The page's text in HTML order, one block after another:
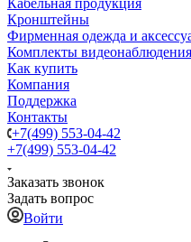
Кабельная продукция
Кронштейны
Фирменная одежда и
Комплекты видеонаблюдения
Как купить
Компания
Поддержка
Контакты
+7(499) 553-04-42
+7(499) 553-04-42
Заказать звонок
Задать вопрос
Войти